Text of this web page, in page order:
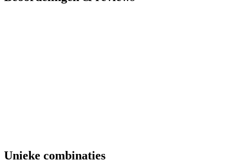
Unieke combinaties